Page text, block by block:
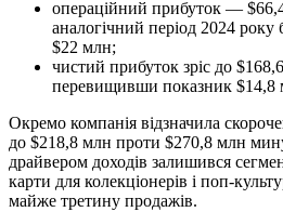
операційний прибуток —
аналогічний період 2024 року
$22 млн;
чистий прибуток зріс до
перевищивши показник $14,8
Окремо компанія відзначила
до $218,8 млн проти $270,8 млн
драйвером доходів залишився
карти для колекціонерів і поп-
майже третину продажів.